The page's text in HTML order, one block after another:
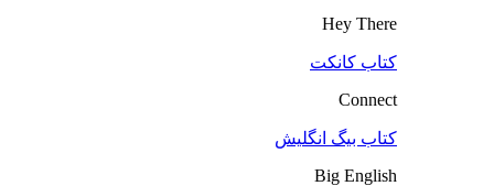
Hey There
کتاب کانکت
Connect
کتاب بیگ انگلیش
Big English